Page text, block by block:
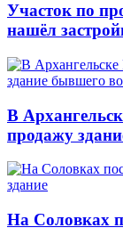
Участок по
нашёл
В
продажу
На Соловках